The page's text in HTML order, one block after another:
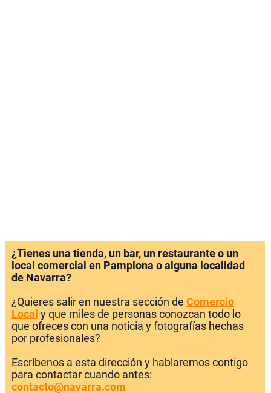
¿Tienes una tienda, un bar, un restaurante o un
local comercial en Pamplona o alguna localidad
de Navarra?
¿Quieres salir en nuestra sección de Comercio
Local y que miles de personas conozcan todo lo
que ofreces con una noticia y fotografías hechas
por profesionales?
Escríbenos a esta dirección y hablaremos contigo
para contactar cuando antes:
contacto@navarra.com